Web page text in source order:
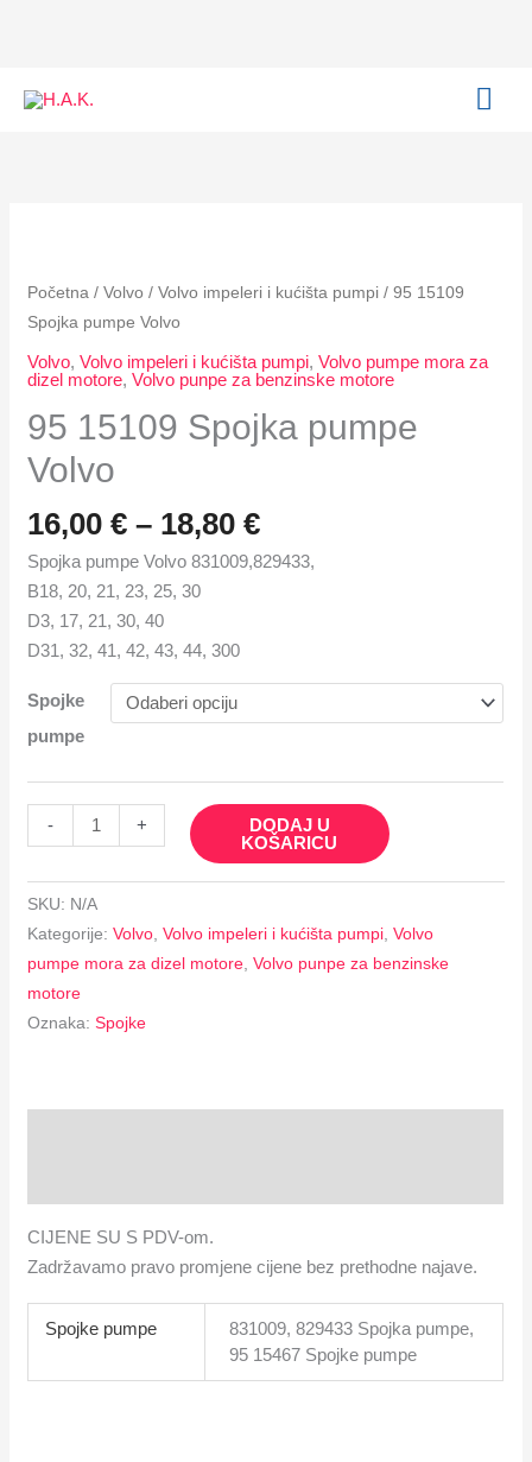
Početna /Volvo /Volvo impeleri i kućišta pumpi / 95 15109
Spojka pumpe Volvo
Volvo,Volvo impeleri i kućišta pumpi,Volvo pumpe mora za
dizel motore,Volvo punpe za benzinske motore
95 15109 Spojka pumpe
Volvo
16,00€ – 18,80€
od
18,80 €
Spojka pumpe Volvo 831009,829433,
B18, 20, 21, 23, 25, 30
D3, 17, 21, 30, 40
D31, 32, 41, 42, 43, 44, 300
Spojke
pumpe
-
Spojka
pumpe
količina
+
DODAJ U
KOŠARICU
SKU: N/A
Kategorije:Volvo,Volvo impeleri i kućišta pumpi,Volvo
pumpe mora za dizel motore,Volvo punpe za benzinske
motore
Oznaka:Spojke
CIJENE SU S PDV-om.
Zadržavamo pravo promjene cijene bez prethodne najave.
Spojke pumpe
831009, 829433 Spojka pumpe,
95 15467 Spojke pumpe